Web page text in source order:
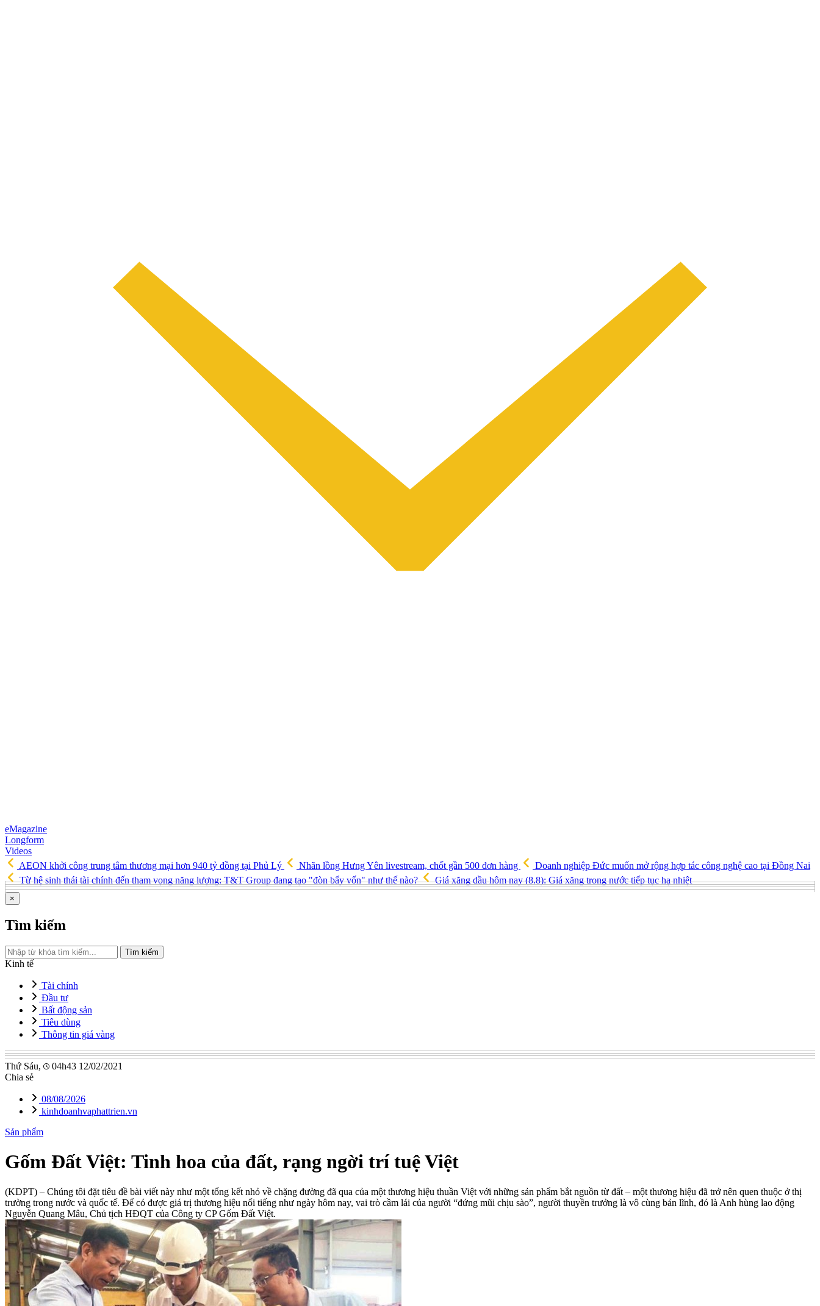
eMagazine
Longform
Videos
AEON khởi công trung tâm thương mại hơn 940 tỷ đồng tại Phủ Lý
Nhãn lồng Hưng Yên livestream, chốt gần 500 đơn hàng
Doanh nghiệp Đức muốn mở rộng hợp tác công nghệ cao tại Đồng Nai
Từ hệ sinh thái tài chính đến tham vọng năng lượng: T&T Group đang tạo "đòn bẩy vốn" như thế nào?
Giá xăng dầu hôm nay (8.8): Giá xăng trong nước tiếp tục hạ nhiệt
×
Tìm kiếm
Tìm kiếm
Kinh tế
Tài chính
Đầu tư
Bất động sản
Tiêu dùng
Thông tin giá vàng
Thứ Sáu,
04h43 12/02/2021
Chia sẻ
08/08/2026
kinhdoanhvaphattrien.vn
Sản phẩm
Gốm Đất Việt: Tinh hoa của đất, rạng ngời trí tuệ Việt
(KDPT) – Chúng tôi đặt tiêu đề bài viết này như một tổng kết nhỏ về chặng đường đã qua của một thương hiệu thuần Việt với những sản phẩm bắt nguồn từ đất – một thương hiệu đã trở nên quen thuộc ở thị
trường trong nước và quốc tế. Để có được giá trị thương hiệu nổi tiếng như ngày hôm nay, vai trò cầm lái của người “đứng mũi chịu sào”, người thuyền trưởng là vô cùng bản lĩnh, đó là Anh hùng lao động
Nguyễn Quang Mâu, Chủ tịch HĐQT của Công ty CP Gốm Đất Việt.